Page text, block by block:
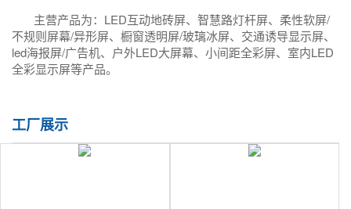
主营产品为：LED互动地砖屏、智慧路灯杆屏、柔性软屏/
不规则屏幕/异形屏、橱窗透明屏/玻璃冰屏、交通诱导显示屏、
led海报屏/广告机、户外LED大屏幕、小间距全彩屏、室内LED
全彩显示屏等产品。
工厂展示